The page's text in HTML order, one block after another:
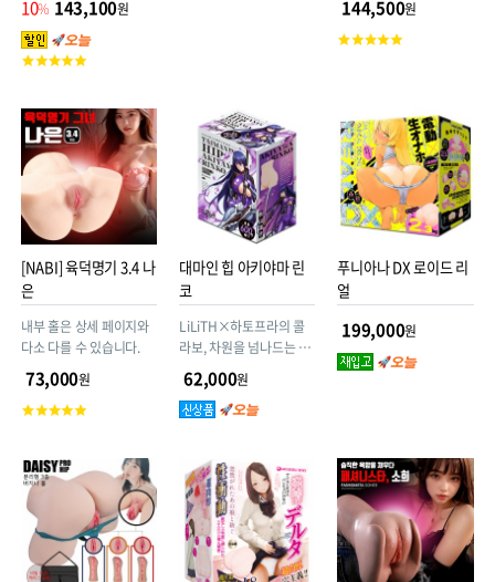
게 돌아왔습니다! 무게
2.1kg
10% 143,100원
고
점
메이커 렌즈(RENDS)에
서 제작~
144,500원
고
[NABI] 육덕명기 3.4 나
은
내부 홀은 상세 페이지와
다소 다를 수 있습니다.
73,000원
고
점
대마인 힙 아키야마 린
코
LiLiTH×하토프라의 콜
라보, 차원을 넘나드는 정
밀 입체 조형으로 아키야
마 린코의 코스튬 모습을
재현! 여기에 더해! 세 가
기가 넘치는 사람 피부와
같은 감촉, 부드러우면서
도 자극적인 내부의 리얼
한 촉감까지 재현했습니
다.
62,000원
푸니아나 DX 로이드 리
얼
199,000원